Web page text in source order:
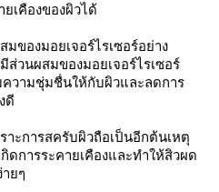
เคืองของผิวได้
ของมอยเจอร์ไรเซอร์อย่าง
ส่วนผสมของมอยเจอร์ไรเซอร์
วามชุ่มชื่นให้กับผิวและลดการ
ดี
าะการสครับผิวถือเป็นอีกต้นเหตุ
การระคายเคืองและทำให้สิวผด
ยๆ